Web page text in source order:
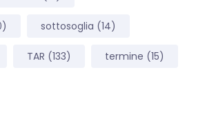
sottosoglia (14)
TAR (133) termine (15)